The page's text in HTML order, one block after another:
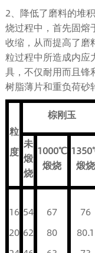
2、降低了磨料的堆
烧过程中，首先固熔
收缩，从而提高了磨
粒过程中所造成内应
具，不仅耐用而且锋
树脂薄片和重负荷砂
粒
度
棕刚玉
未
煅
烧
1000℃
煅烧
煅烧
16
20
54
62
67
80
76
80.1